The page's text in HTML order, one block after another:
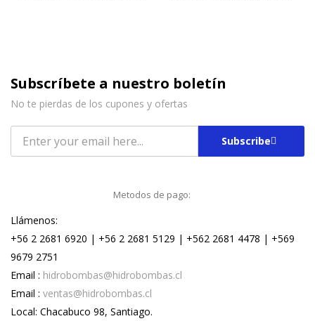
Subscríbete a nuestro boletín
No te pierdas de los cupones y ofertas
Subscribe
Metodos de pago:
Llámenos:
+56 2 2681 6920 | +56 2 2681 5129 | +562 2681 4478 | +569
9679 2751
Email : hidrobombas@hidrobombas.cl
Email : ventas@hidrobombas.cl
Local: Chacabuco 98, Santiago.